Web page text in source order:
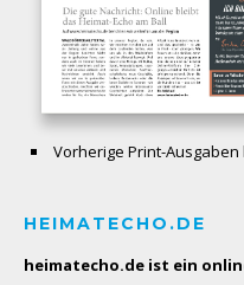
Vorherige Print-Ausgaben
HEIMATECHO.DE
heimatecho.de ist ein